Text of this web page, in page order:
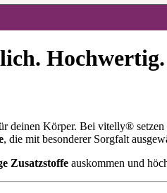
deinen Körper. Bei vitelly®
, die mit besonderer Sorgfalt
Zusatzstoffe auskommen und